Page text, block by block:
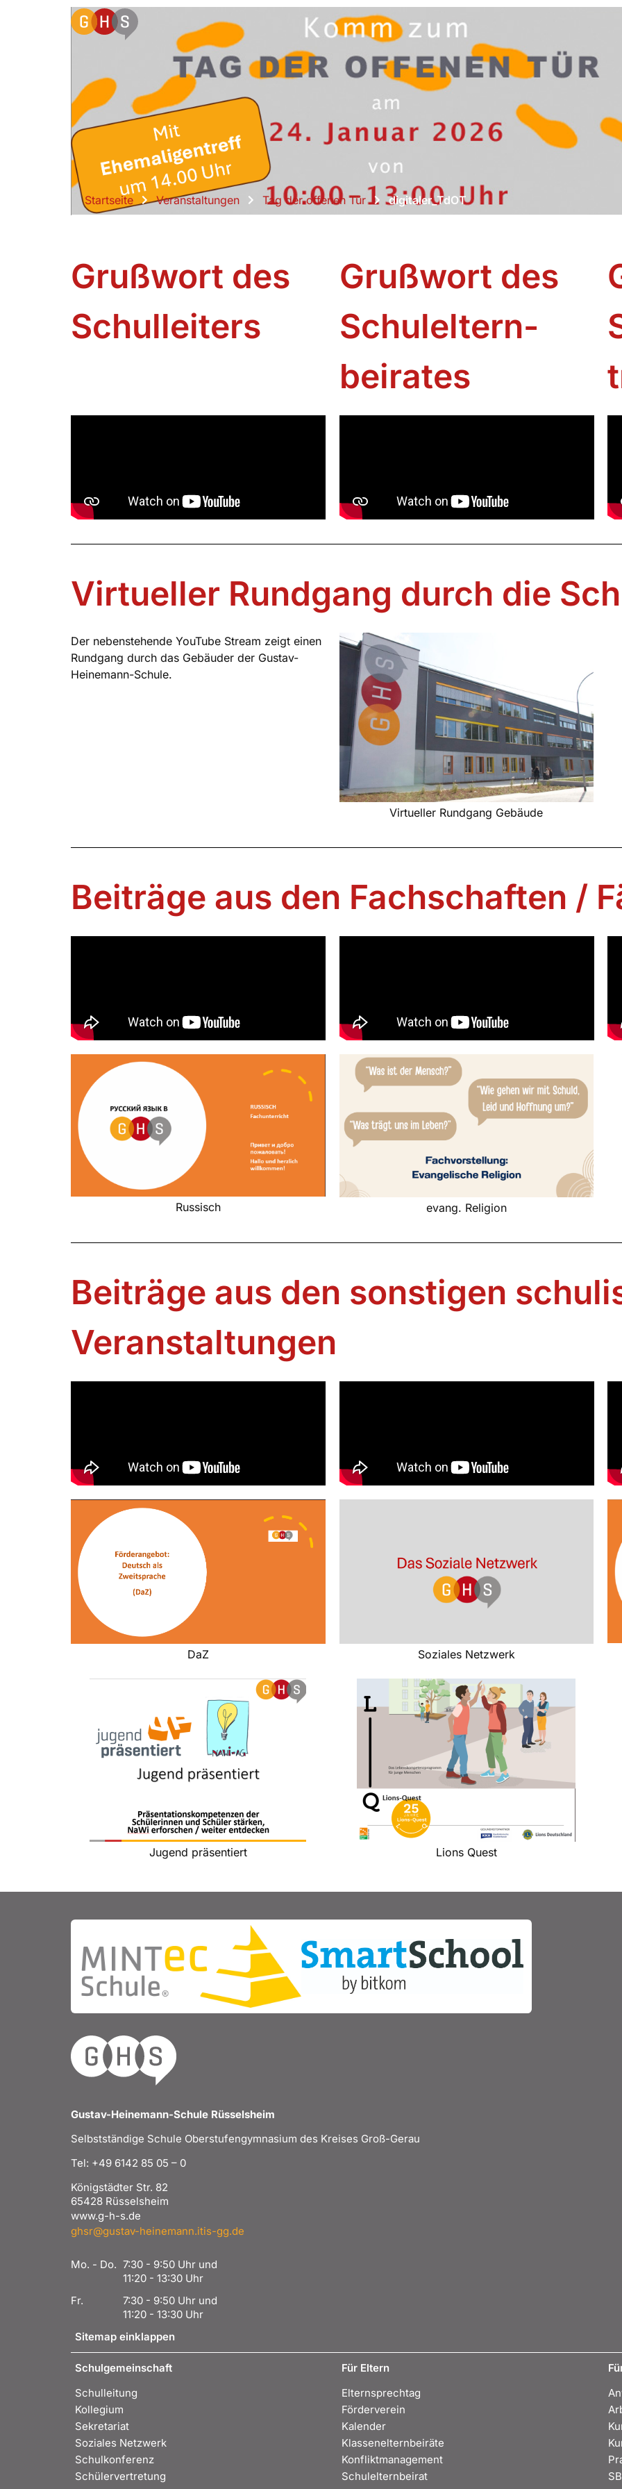
Startseite Veranstaltungen Tag der offenen Tür digitaler_TdOT
Grußwort des
Schulleiters
Grußwort des
Schuleltern-
beirates
Virtueller Rundgang durch die
Der nebenstehende YouTube Stream zeigt einen
Rundgang durch das Gebäuder der Gustav-
Heinemann-Schule.
Virtueller Rundgang Gebäude
Beiträge aus den Fachschaften /
Russisch evang. Religion
Beiträge aus den sonstigen
Veranstaltungen
DaZ Soziales Netzwerk
Jugend präsentiert Lions Quest
Gustav-Heinemann-Schule Rüsselsheim
Selbstständige Schule Oberstufengymnasium des Kreises Groß-Gerau
Tel: +49 6142 85 05 – 0
Königstädter Str. 82
65428 Rüsselsheim
www.g-h-s.de
ghsr@gustav-heinemann.itis-gg.de
Mo. - Do. 7:30 - 9:50 Uhr und
11:20 - 13:30 Uhr
Fr.
7:30 - 9:50 Uhr und
11:20 - 13:30 Uhr
Sitemap einklappen
Schulgemeinschaft
Schulleitung
Kollegium
Sekretariat
Soziales Netzwerk
Schulkonferenz
Schülervertretung
Für Eltern
Elternsprechtag
Förderverein
Kalender
Klassenelternbeiräte
Konfliktmanagement
Schulelternbeirat